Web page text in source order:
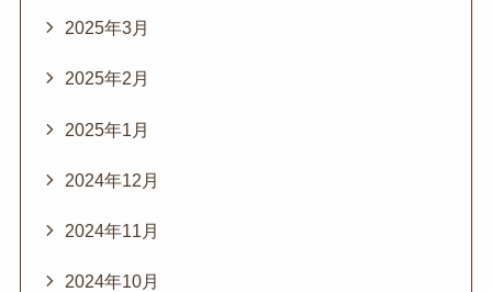
2025年3月
2025年2月
2025年1月
2024年12月
2024年11月
2024年10月